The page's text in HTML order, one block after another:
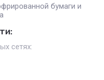
бумаги и
сетях: